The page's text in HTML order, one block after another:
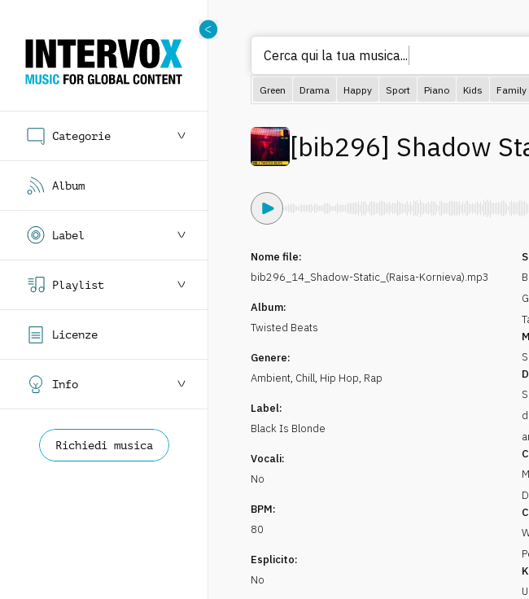
Categorie
Album
Label
Playlist
Licenze
Info
Richiedi musica
Cerca qui la tua musica...
Green Drama Happy Sport Piano Kids Family
[bib296] Shadow
Nome file:
bib296_14_Shadow-Static_(Raisa-Kornieva).mp3
Album:
Twisted Beats
Genere:
Ambient, Chill, Hip Hop, Rap
Label:
Black Is Blonde
Vocali:
No
BPM:
80
Esplicito:
No